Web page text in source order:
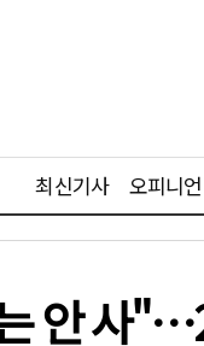
최신기사 오피니언
안 사